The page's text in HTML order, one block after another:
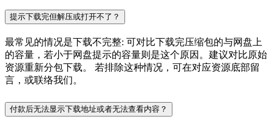
提示下载完但解压或打开不了？
最常见的情况是下载不完整: 可对比下载完压缩包的与网盘上
的容量，若小于网盘提示的容量则是这个原因。建议对比原始
资源重新分包下载。 若排除这种情况，可在对应资源底部留
言，或联络我们。
付款后无法显示下载地址或者无法查看内容？